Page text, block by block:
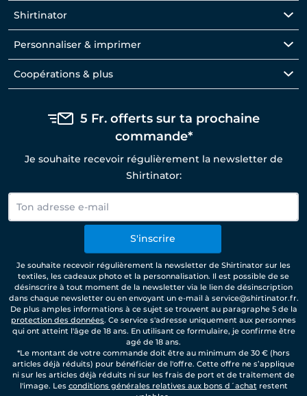
Shirtinator
Personnaliser & imprimer
Coopérations & plus
5 Fr. offerts sur ta prochaine
commande*
Je souhaite recevoir régulièrement la newsletter de
Shirtinator:
S'inscrire
Je souhaite recevoir régulièrement la newsletter de Shirtinator sur les
textiles, les cadeaux photo et la personnalisation. Il est possible de se
désinscrire à tout moment de la newsletter via le lien de désinscription
dans chaque newsletter ou en envoyant un e-mail à service@shirtinator.fr.
De plus amples informations à ce sujet se trouvent au paragraphe 5 de la
protection des données. Ce service s'adresse uniquement aux personnes
qui ont atteint l'âge de 18 ans. En utilisant ce formulaire, je confirme être
agé de 18 ans.
*Le montant de votre commande doit être au minimum de 30 € (hors
articles déjà réduits) pour bénéficier de l'offre. Cette offre ne s’applique
ni sur les articles déjà réduits ni sur les frais de port et de traitement de
l'image. Les conditions générales relatives aux bons d´achatrestent